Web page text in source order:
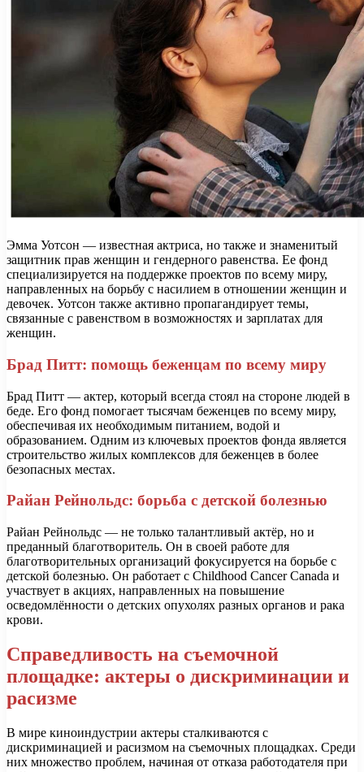
Эмма Уотсон — известная актриса, но также и знаменитый
защитник прав женщин и гендерного равенства. Ее фонд
специализируется на поддержке проектов по всему миру,
направленных на борьбу с насилием в отношении женщин и
девочек. Уотсон также активно пропагандирует темы,
связанные с равенством в возможностях и зарплатах для
женщин.
Брад Питт: помощь беженцам по всему миру
Брад Питт — актер, который всегда стоял на стороне людей в
беде. Его фонд помогает тысячам беженцев по всему миру,
обеспечивая их необходимым питанием, водой и
образованием. Одним из ключевых проектов фонда является
строительство жилых комплексов для беженцев в более
безопасных местах.
Райан Рейнольдс: борьба с детской болезнью
Райан Рейнольдс — не только талантливый актёр, но и
преданный благотворитель. Он в своей работе для
благотворительных организаций фокусируется на борьбе с
детской болезнью. Он работает с Childhood Cancer Canada и
участвует в акциях, направленных на повышение
осведомлённости о детских опухолях разных органов и рака
крови.
Справедливость на съемочной
площадке: актеры о дискриминации и
расизме
В мире киноиндустрии актеры сталкиваются с
дискриминацией и расизмом на съемочных площадках. Среди
них множество проблем, начиная от отказа работодателя при